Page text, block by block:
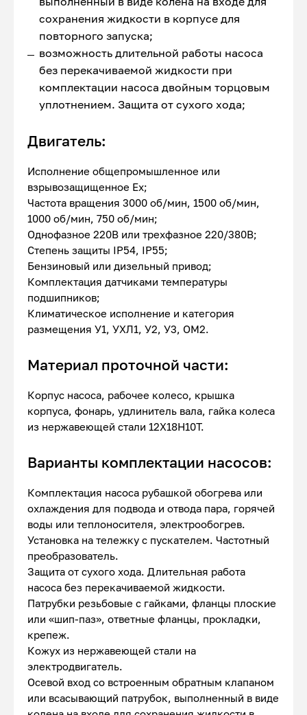
сохранения жидкости в корпусе для
повторного запуска;
возможность длительной работы насоса
без перекачиваемой жидкости при
комплектации насоса двойным торцовым
уплотнением. Защита от сухого хода;
Двигатель:
Исполнение общепромышленное или
взрывозащищенное Ex;
Частота вращения 3000 об/мин, 1500 об/мин,
1000 об/мин, 750 об/мин;
Однофазное 220В или трехфазное 220/380В;
Степень защиты IP54, IP55;
Бензиновый или дизельный привод;
Комплектация датчиками температуры
подшипников;
Климатическое исполнение и категория
размещения У1, УХЛ1, У2, У3, ОМ2.
Материал проточной части:
Корпус насоса, рабочее колесо, крышка
корпуса, фонарь, удлинитель вала, гайка колеса
из нержавеющей стали 12Х18Н10Т.
Варианты комплектации насосов:
Комплектация насоса рубашкой обогрева или
охлаждения для подвода и отвода пара, горячей
воды или теплоносителя, электрообогрев.
Установка на тележку с пускателем. Частотный
преобразователь.
Защита от сухого хода. Длительная работа
насоса без перекачиваемой жидкости.
Патрубки резьбовые с гайками, фланцы плоские
или «шип-паз», ответные фланцы, прокладки,
крепеж.
Кожух из нержавеющей стали на
электродвигатель.
Осевой вход со встроенным обратным клапаном
или всасывающий патрубок, выполненный в виде